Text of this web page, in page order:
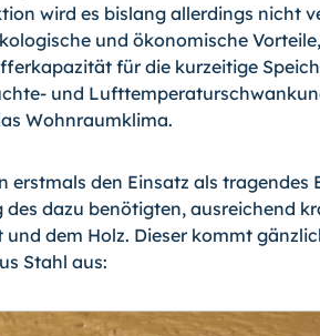
wird es bislang allerdings nicht
und ökonomische
für die kurzeitige
und
Wohnraumklima.
erstmals den Einsatz als tragendes
dazu benötigten, ausreichend
dem Holz. Dieser kommt
Stahl aus: